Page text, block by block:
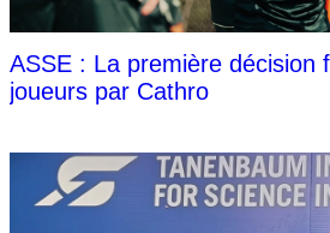
ASSE : La première décision
joueurs par Cathro